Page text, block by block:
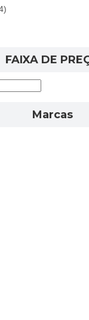
FAIXA DE
Marcas